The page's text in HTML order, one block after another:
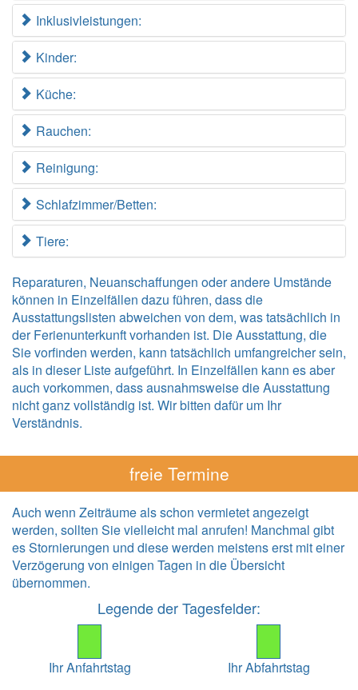
Inklusivleistungen:
Kinder:
Küche:
Rauchen:
Reinigung:
Schlafzimmer/Betten:
Tiere:
Reparaturen, Neuanschaffungen oder andere Umstände
können in Einzelfällen dazu führen, dass die
Ausstattungslisten abweichen von dem, was tatsächlich in
der Ferienunterkunft vorhanden ist. Die Ausstattung, die
Sie vorfinden werden, kann tatsächlich umfangreicher sein,
als in dieser Liste aufgeführt. In Einzelfällen kann es aber
auch vorkommen, dass ausnahmsweise die Ausstattung
nicht ganz vollständig ist. Wir bitten dafür um Ihr
Verständnis.
freie Termine
Auch wenn Zeiträume als schon vermietet angezeigt
werden, sollten Sie vielleicht mal anrufen! Manchmal gibt
es Stornierungen und diese werden meistens erst mit einer
Verzögerung von einigen Tagen in die Übersicht
übernommen.
Legende der Tagesfelder:
Ihr Anfahrtstag Ihr Abfahrtstag